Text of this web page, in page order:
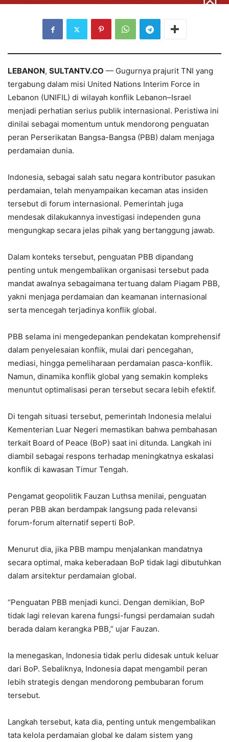
LEBANON, SULTANTV.CO — Gugurnya prajurit TNI yang
tergabung dalam misi United Nations Interim Force in
Lebanon (UNIFIL) di wilayah konflik Lebanon–Israel
menjadi perhatian serius publik internasional. Peristiwa ini
dinilai sebagai momentum untuk mendorong penguatan
peran Perserikatan Bangsa-Bangsa (PBB) dalam menjaga
perdamaian dunia.
Indonesia, sebagai salah satu negara kontributor pasukan
perdamaian, telah menyampaikan kecaman atas insiden
tersebut di forum internasional. Pemerintah juga
mendesak dilakukannya investigasi independen guna
mengungkap secara jelas pihak yang bertanggung jawab.
Dalam konteks tersebut, penguatan PBB dipandang
penting untuk mengembalikan organisasi tersebut pada
mandat awalnya sebagaimana tertuang dalam Piagam PBB,
yakni menjaga perdamaian dan keamanan internasional
serta mencegah terjadinya konflik global.
PBB selama ini mengedepankan pendekatan komprehensif
dalam penyelesaian konflik, mulai dari pencegahan,
mediasi, hingga pemeliharaan perdamaian pasca-konflik.
Namun, dinamika konflik global yang semakin kompleks
menuntut optimalisasi peran tersebut secara lebih efektif.
Di tengah situasi tersebut, pemerintah Indonesia melalui
Kementerian Luar Negeri memastikan bahwa pembahasan
terkait Board of Peace (BoP) saat ini ditunda. Langkah ini
diambil sebagai respons terhadap meningkatnya eskalasi
konflik di kawasan Timur Tengah.
Pengamat geopolitik Fauzan Luthsa menilai, penguatan
peran PBB akan berdampak langsung pada relevansi
forum-forum alternatif seperti BoP.
Menurut dia, jika PBB mampu menjalankan mandatnya
secara optimal, maka keberadaan BoP tidak lagi dibutuhkan
dalam arsitektur perdamaian global.
“Penguatan PBB menjadi kunci. Dengan demikian, BoP
tidak lagi relevan karena fungsi-fungsi perdamaian sudah
berada dalam kerangka PBB,” ujar Fauzan.
Ia menegaskan, Indonesia tidak perlu didesak untuk keluar
dari BoP. Sebaliknya, Indonesia dapat mengambil peran
lebih strategis dengan mendorong pembubaran forum
tersebut.
Langkah tersebut, kata dia, penting untuk mengembalikan
tata kelola perdamaian global ke dalam sistem yang